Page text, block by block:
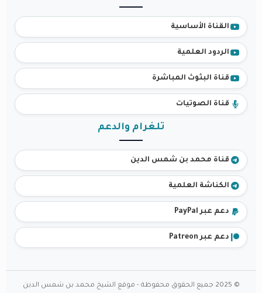
القناة الأساسية
الردود العلمية
قناة البثوث المباشرة
قناة الصوتيات
تلغرام والدعم
قناة محمد بن شمس الدين
الكناشة العلمية
دعم عبر PayPal
دعم عبر Patreon
© 2025 جميع الحقوق محفوظة - موقع الشيخ محمد بن شمس الدين